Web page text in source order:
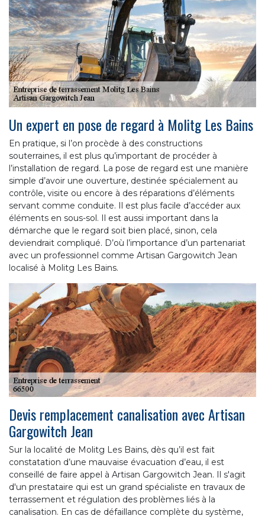
Un expert en pose de regard à Molitg Les Bains
En pratique, si l’on procède à des constructions
souterraines, il est plus qu’important de procéder à
l’installation de regard. La pose de regard est une manière
simple d’avoir une ouverture, destinée spécialement au
contrôle, visite ou encore à des réparations d’éléments
servant comme conduite. Il est plus facile d’accéder aux
éléments en sous-sol. Il est aussi important dans la
démarche que le regard soit bien placé, sinon, cela
deviendrait compliqué. D’où l’importance d’un partenariat
avec un professionnel comme Artisan Gargowitch Jean
localisé à Molitg Les Bains.
Devis remplacement canalisation avec Artisan
Gargowitch Jean
Sur la localité de Molitg Les Bains, dès qu’il est fait
constatation d’une mauvaise évacuation d’eau, il est
conseillé de faire appel à Artisan Gargowitch Jean. Il s'agit
d'un prestataire qui est un grand spécialiste en travaux de
terrassement et régulation des problèmes liés à la
canalisation. En cas de défaillance complète du système,